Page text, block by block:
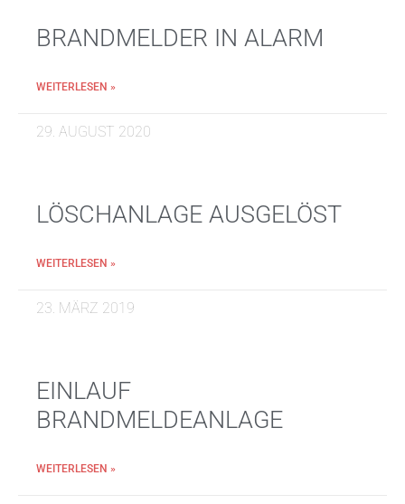
BRANDMELDER IN ALARM
WEITERLESEN »
29. AUGUST 2020
LÖSCHANLAGE AUSGELÖST
WEITERLESEN »
23. MÄRZ 2019
EINLAUF
BRANDMELDEANLAGE
WEITERLESEN »